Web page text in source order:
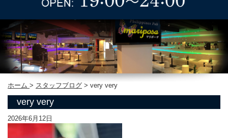
ホーム > スタッフブログ > very very
very very
2026年6月12日